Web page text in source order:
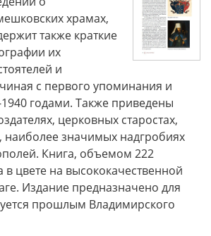
храмах,
также краткие
их
и
с первого упоминания и
годами. Также приведены
церковных старостах,
наиболее значимых надгробиях
Книга, объемом 222
в цвете на высококачественной
Издание предназначено для
прошлым Владимирского